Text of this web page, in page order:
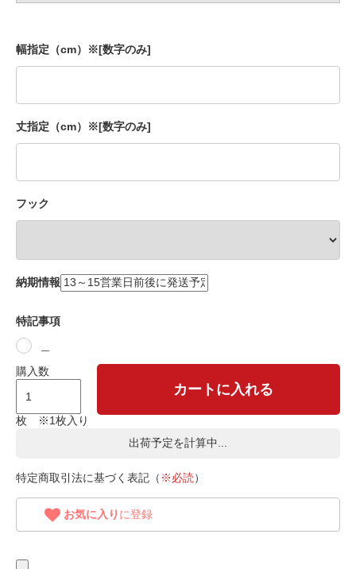
幅指定（cm）※[数字のみ]
丈指定（cm）※[数字のみ]
フック
納期情報
特記事項
購入数
枚 ※1枚入り
カートに入れる
出荷予定を計算中...
特定商取引法に基づく表記（ ※必読）
お気に入り に登録